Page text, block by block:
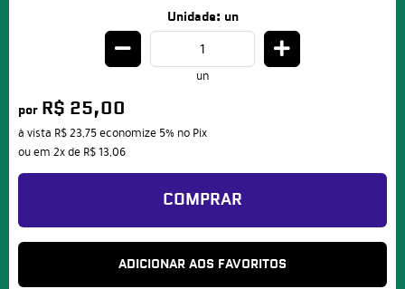
Unidade: un
un
por R$ 25,00
à vista R$ 23,75economize 5% no Pix
ou em 2xde R$ 13,06
COMPRAR
ADICIONAR AOS FAVORITOS